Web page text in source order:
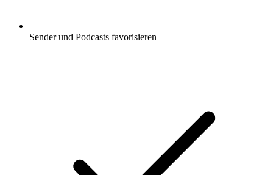
Sender und Podcasts favorisieren